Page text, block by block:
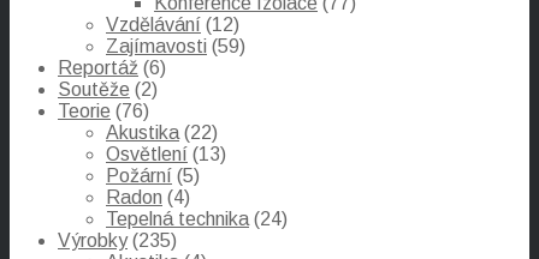
Vzdělávání (12)
Zajímavosti (59)
Reportáž (6)
Soutěže (2)
Teorie (76)
Akustika (22)
Osvětlení (13)
Požární (5)
Radon (4)
Tepelná technika (24)
Výrobky(235)